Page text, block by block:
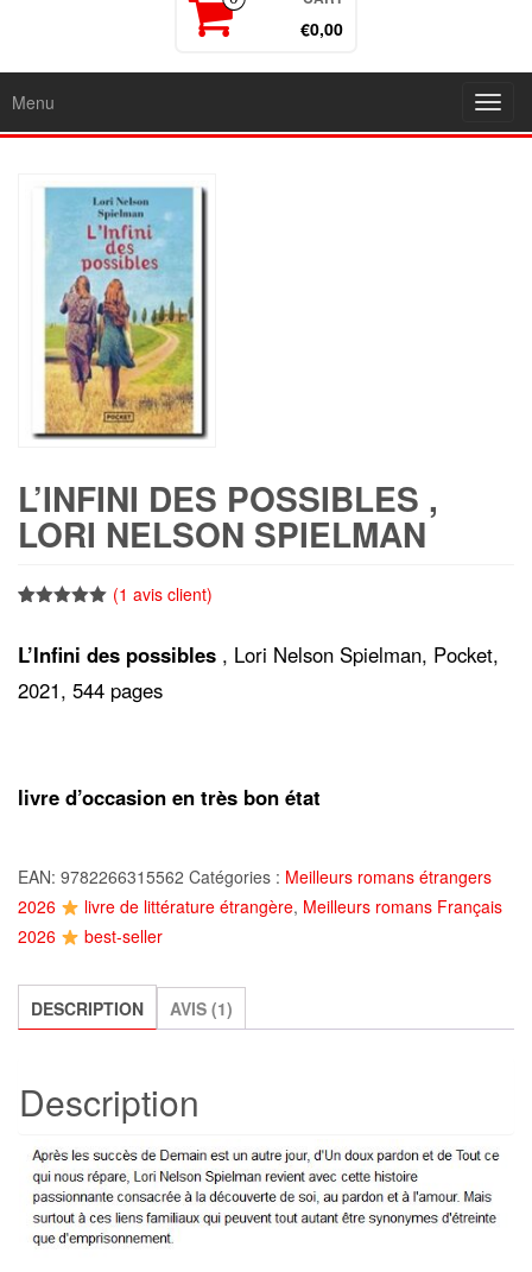
€0,00
Menu
L’INFINI DES POSSIBLES ,
LORI NELSON SPIELMAN
basé sur
notation
client
(1 avis client)
L’Infini des possibles , Lori Nelson Spielman, Pocket,
2021, 544 pages
livre d’occasion en très bon état
EAN: 9782266315562 Catégories : Meilleurs romans étrangers
2026
livre de littérature étrangère, Meilleurs romans Français
2026
best-seller
DESCRIPTION AVIS (1)
Description